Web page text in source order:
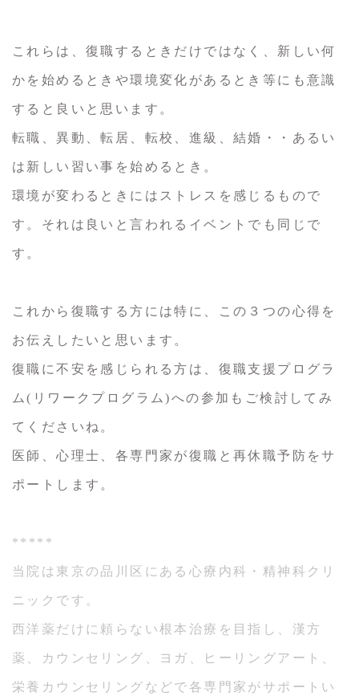
これらは、復職するときだけではなく、新しい何
かを始めるときや環境変化があるとき等にも意識
すると良いと思います。
転職、異動、転居、転校、進級、結婚・・あるい
は新しい習い事を始めるとき。
環境が変わるときにはストレスを感じるもので
す。それは良いと言われるイベントでも同じで
す。
これから復職する方には特に、この３つの心得を
お伝えしたいと思います。
復職に不安を感じられる方は、復職支援プログラ
ム(リワークプログラム)への参加もご検討してみ
てくださいね。
医師、心理士、各専門家が復職と再休職予防をサ
ポートします。
*****
当院は東京の品川区にある心療内科・精神科クリ
ニックです。
西洋薬だけに頼らない根本治療を目指し、漢方
薬、カウンセリング、ヨガ、ヒーリングアート、
栄養カウンセリングなどで各専門家がサポートい